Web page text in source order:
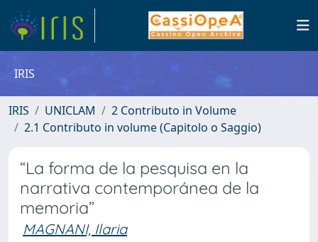
IRIS
IRIS UNICLAM
2 Contributo in Volume
2.1 Contributo in volume (Capitolo o Saggio)
“La forma de la pesquisa en la
narrativa contemporánea de la
memoria”
MAGNANI, Ilaria